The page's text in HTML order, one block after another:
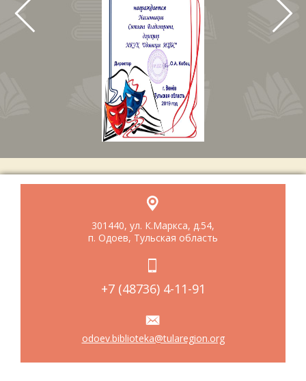
301440, ул. К.Маркса, д.54,
п. Одоев, Тульская область
+7 (48736) 4-11-91
odoev.biblioteka@tularegion.org